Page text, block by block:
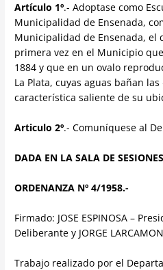
Artículo 1º.- Adoptase como
Municipalidad de Ensenada,
Municipalidad de Ensenada,
primera vez en el Municipio
1884 y que en un ovalo
La Plata, cuyas aguas bañan
característica saliente de su
Articulo 2º.- Comuníquese al
DADA EN LA SALA DE
ORDENANZA Nº 4/1958.-
Firmado: JOSE ESPINOSA –
Deliberante y JORGE
Trabajo realizado por el